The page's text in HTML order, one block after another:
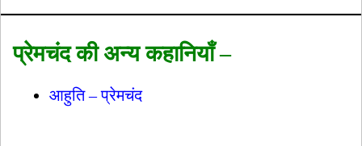
प्रेमचंद की अन्य कहानियाँ –
आहुति – प्रेमचंद